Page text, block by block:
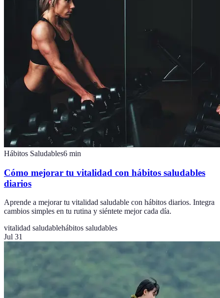
Hábitos Saludables6 min
Cómo mejorar tu vitalidad con hábitos saludables
diarios
Aprende a mejorar tu vitalidad saludable con hábitos diarios. Integra
cambios simples en tu rutina y siéntete mejor cada día.
vitalidad saludablehábitos saludables
Jul 31